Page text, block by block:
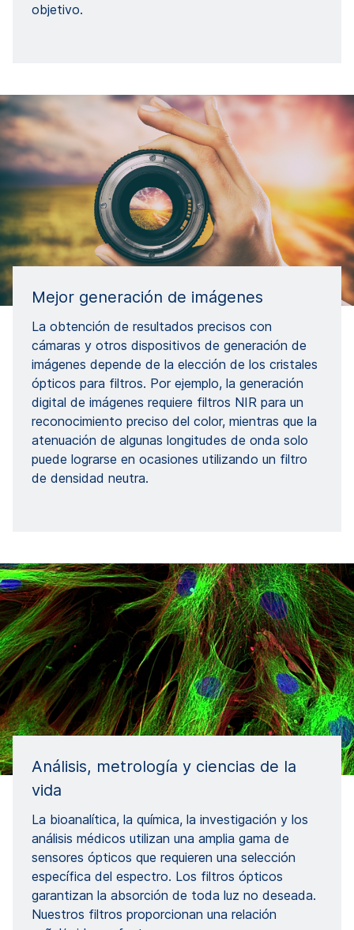
objetivo.
Mejor generación de imágenes
La obtención de resultados precisos con
cámaras y otros dispositivos de generación de
imágenes depende de la elección de los cristales
ópticos para filtros. Por ejemplo, la generación
digital de imágenes requiere filtros NIR para un
reconocimiento preciso del color, mientras que la
atenuación de algunas longitudes de onda solo
puede lograrse en ocasiones utilizando un filtro
de densidad neutra.
Análisis, metrología y ciencias de la
vida
La bioanalítica, la química, la investigación y los
análisis médicos utilizan una amplia gama de
sensores ópticos que requieren una selección
específica del espectro. Los filtros ópticos
garantizan la absorción de toda luz no deseada.
Nuestros filtros proporcionan una relación